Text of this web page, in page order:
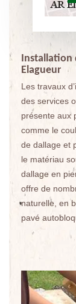
Installation
Elagueur
Les travaux
des services
présente aux
comme le
de dallage et
le matériau
dallage en
offre de
naturelle, en
pavé